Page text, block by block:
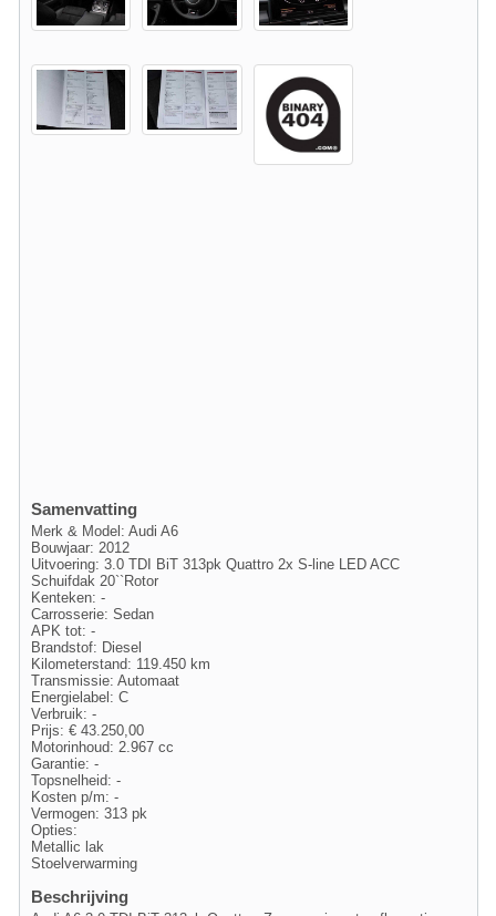
Samenvatting
Merk & Model: Audi A6
Bouwjaar: 2012
Uitvoering: 3.0 TDI BiT 313pk Quattro 2x S-line LED ACC
Schuifdak 20``Rotor
Kenteken: -
Carrosserie: Sedan
APK tot: -
Brandstof: Diesel
Kilometerstand: 119.450 km
Transmissie: Automaat
Energielabel: C
Verbruik: -
Prijs: € 43.250,00
Motorinhoud: 2.967 cc
Garantie: -
Topsnelheid: -
Kosten p/m: -
Vermogen: 313 pk
Opties:
Metallic lak
Stoelverwarming
Beschrijving